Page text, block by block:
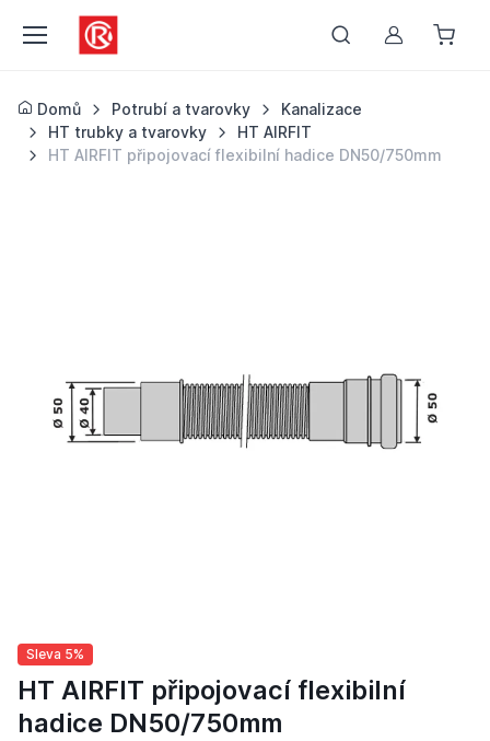
Můj účet
Domů Potrubí a tvarovky
Kanalizace
HT trubky a tvarovky
HT AIRFIT
HT AIRFIT připojovací flexibilní hadice DN50/750mm
Sleva 5%
HT AIRFIT připojovací flexibilní
hadice DN50/750mm